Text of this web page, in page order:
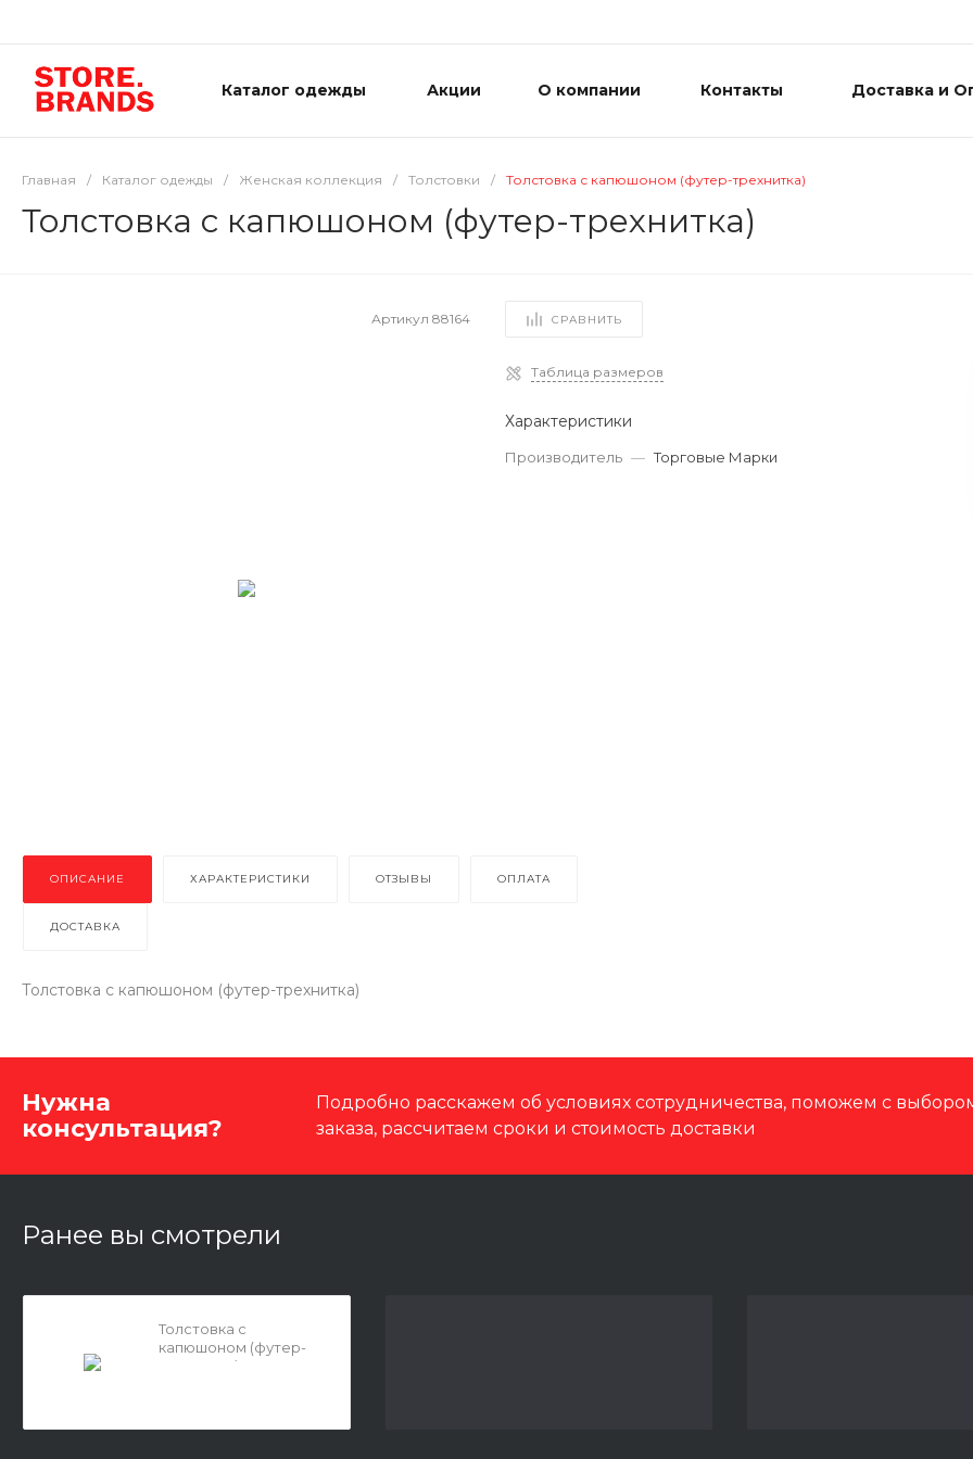
Каталог одежды Акции О компании Контакты Доставка и
Главная / Каталог одежды / Женская коллекция / Толстовки / Толстовка с капюшоном (футер-трехнитка)
Толстовка с капюшоном (футер-трехнитка)
Артикул88164 СРАВНИТЬ
Таблица размеров
Характеристики
Производитель — Торговые Марки
ОПИСАНИЕ ХАРАКТЕРИСТИКИ ОТЗЫВЫ ОПЛАТА
ДОСТАВКА
Толстовка с капюшоном (футер-трехнитка)
Нужна
консультация?
Подробно расскажем об условиях сотрудничества, поможем с
заказа, рассчитаем сроки и стоимость доставки
Ранее вы смотрели
Толстовка с
капюшоном (футер-
трехнитка)